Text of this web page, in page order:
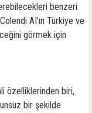
benzeri
AI’ın Türkiye ve
görmek için
özelliklerinden biri,
bir şekilde